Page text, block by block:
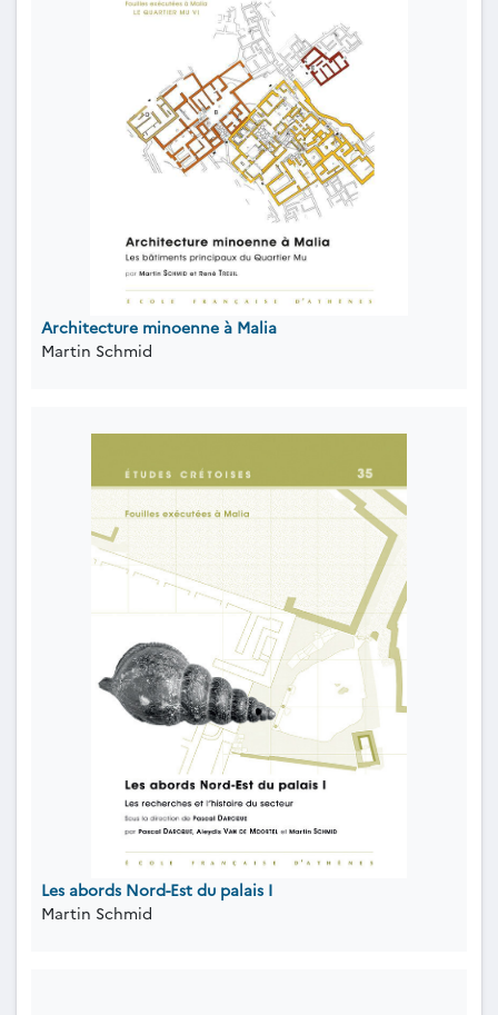
Architecture minoenne à Malia
Martin Schmid
Les abords Nord-Est du palais I
Martin Schmid